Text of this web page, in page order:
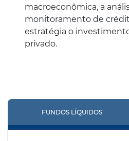
macroeconômica, a
monitoramento de
estratégia o
privado.
FUNDOS LÍQUIDOS